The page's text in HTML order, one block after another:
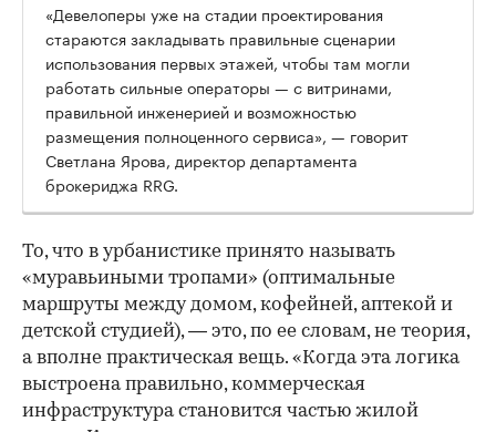
00:00
«Девелоперы уже на стадии проектирования
стараются закладывать правильные сценарии
использования первых этажей, чтобы там могли
работать сильные операторы — с витринами,
правильной инженерией и возможностью
размещения полноценного сервиса», — говорит
Светлана Ярова, директор департамента
брокериджа RRG.
То, что в урбанистике принято называть
«муравьиными тропами» (оптимальные
маршруты между домом, кофейней, аптекой и
детской студией), — это, по ее словам, не теория,
а вполне практическая вещь. «Когда эта логика
выстроена правильно, коммерческая
инфраструктура становится частью жилой